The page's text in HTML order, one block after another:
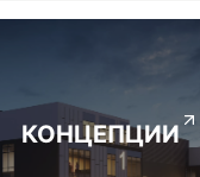
КОНЦЕПЦИИ